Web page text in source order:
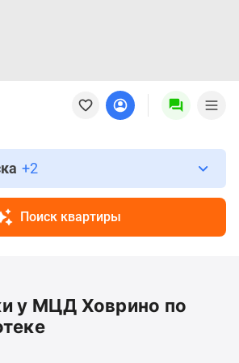
+2
Поиск квартиры
у МЦД Ховрино по